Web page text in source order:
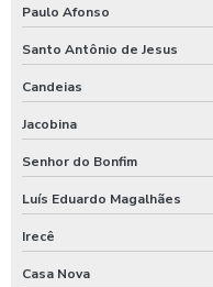
Paulo Afonso
Santo Antônio de Jesus
Candeias
Jacobina
Senhor do Bonfim
Luís Eduardo Magalhães
Irecê
Casa Nova